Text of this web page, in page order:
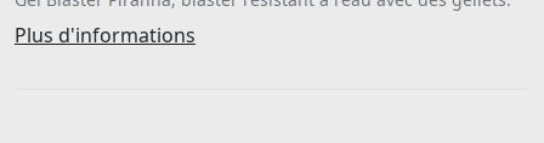
Plus d'informations